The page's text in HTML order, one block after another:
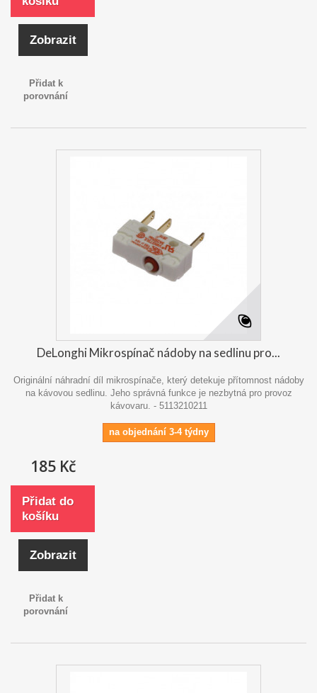
Zobrazit
Přidat k
porovnání
DeLonghi Mikrospínač nádoby na sedlinu pro...
Originální náhradní díl mikrospínače, který detekuje přítomnost nádoby
na kávovou sedlinu. Jeho správná funkce je nezbytná pro provoz
kávovaru. - 5113210211
na objednání 3-4 týdny
185 Kč
Přidat do
košíku
Zobrazit
Přidat k
porovnání